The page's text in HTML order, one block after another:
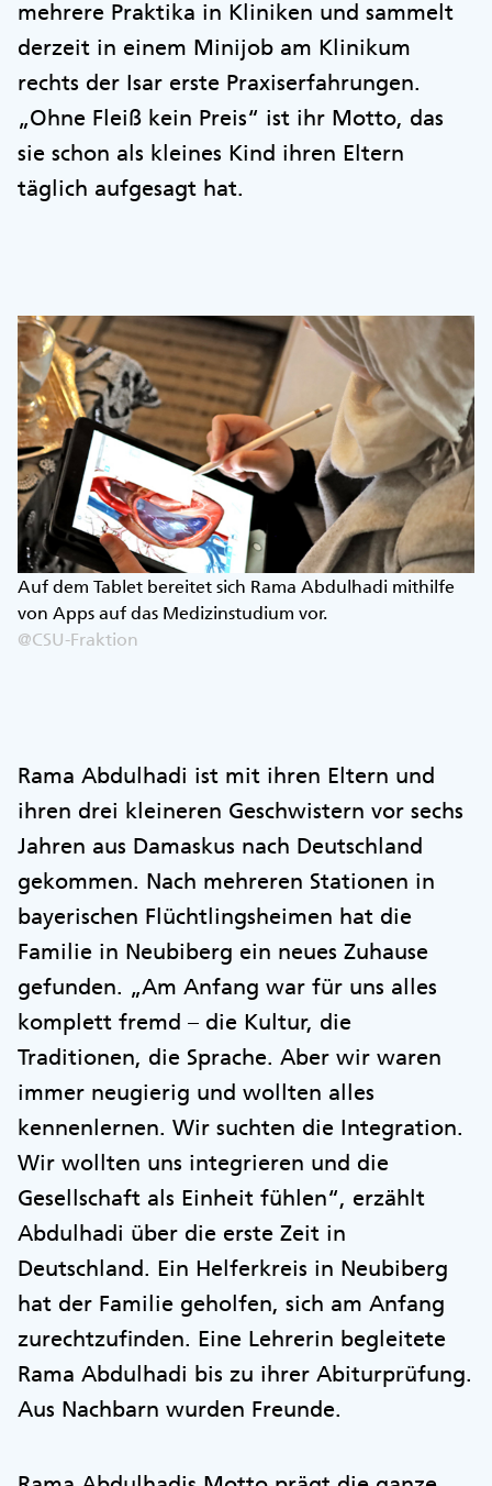
mehrere Praktika in Kliniken und sammelt
derzeit in einem Minijob am Klinikum
rechts der Isar erste Praxiserfahrungen.
„Ohne Fleiß kein Preis“ ist ihr Motto, das
sie schon als kleines Kind ihren Eltern
täglich aufgesagt hat.
Auf dem Tablet bereitet sich Rama Abdulhadi mithilfe
von Apps auf das Medizinstudium vor.
@CSU-Fraktion
Rama Abdulhadi ist mit ihren Eltern und
ihren drei kleineren Geschwistern vor sechs
Jahren aus Damaskus nach Deutschland
gekommen. Nach mehreren Stationen in
bayerischen Flüchtlingsheimen hat die
Familie in Neubiberg ein neues Zuhause
gefunden. „Am Anfang war für uns alles
komplett fremd – die Kultur, die
Traditionen, die Sprache. Aber wir waren
immer neugierig und wollten alles
kennenlernen. Wir suchten die Integration.
Wir wollten uns integrieren und die
Gesellschaft als Einheit fühlen“, erzählt
Abdulhadi über die erste Zeit in
Deutschland. Ein Helferkreis in Neubiberg
hat der Familie geholfen, sich am Anfang
zurechtzufinden. Eine Lehrerin begleitete
Rama Abdulhadi bis zu ihrer Abiturprüfung.
Aus Nachbarn wurden Freunde.